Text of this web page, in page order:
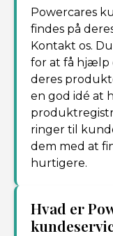
Powercares
findes på
Kontakt os.
for at få hjælp
deres
en god idé at
ringer til
dem med at
hurtigere.
Hvad er